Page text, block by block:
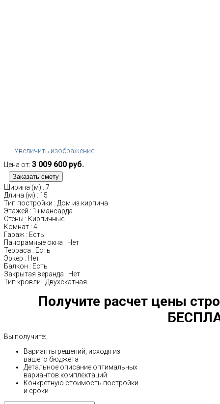
Увеличить изображение
Цена от: 3 009 600 руб.
Ширина (м) : 7
Длина (м) : 15
Тип постройки : Дом из кирпича
Этажей : 1+мансарда
Стены : Кирпичные
Комнат : 4
Гараж : Есть
Панорамные окна : Нет
Терраса : Есть
Эркер : Нет
Балкон : Есть
Закрытая веранда : Нет
Тип кровли : Двухскатная
Получите расчет цены
Вы получите:
Варианты решений, исходя из
вашего бюджета
Детальное описание оптимальных
вариантов комплектаций
Конкретную стоимость постройки
и сроки